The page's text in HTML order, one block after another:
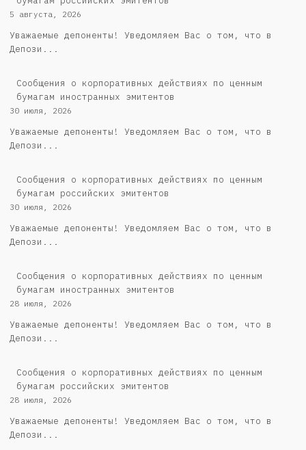
5 августа, 2026
Уважаемые депоненты! Уведомляем Вас о том, что в
Депози...
Сообщения о корпоративных действиях по ценным
бумагам иностранных эмитентов
30 июля, 2026
Уважаемые депоненты! Уведомляем Вас о том, что в
Депози...
Cообщения о корпоративных действиях по ценным
бумагам российских эмитентов
30 июля, 2026
Уважаемые депоненты! Уведомляем Вас о том, что в
Депози...
Сообщения о корпоративных действиях по ценным
бумагам иностранных эмитентов
28 июля, 2026
Уважаемые депоненты! Уведомляем Вас о том, что в
Депози...
Cообщения о корпоративных действиях по ценным
бумагам российских эмитентов
28 июля, 2026
Уважаемые депоненты! Уведомляем Вас о том, что в
Депози...